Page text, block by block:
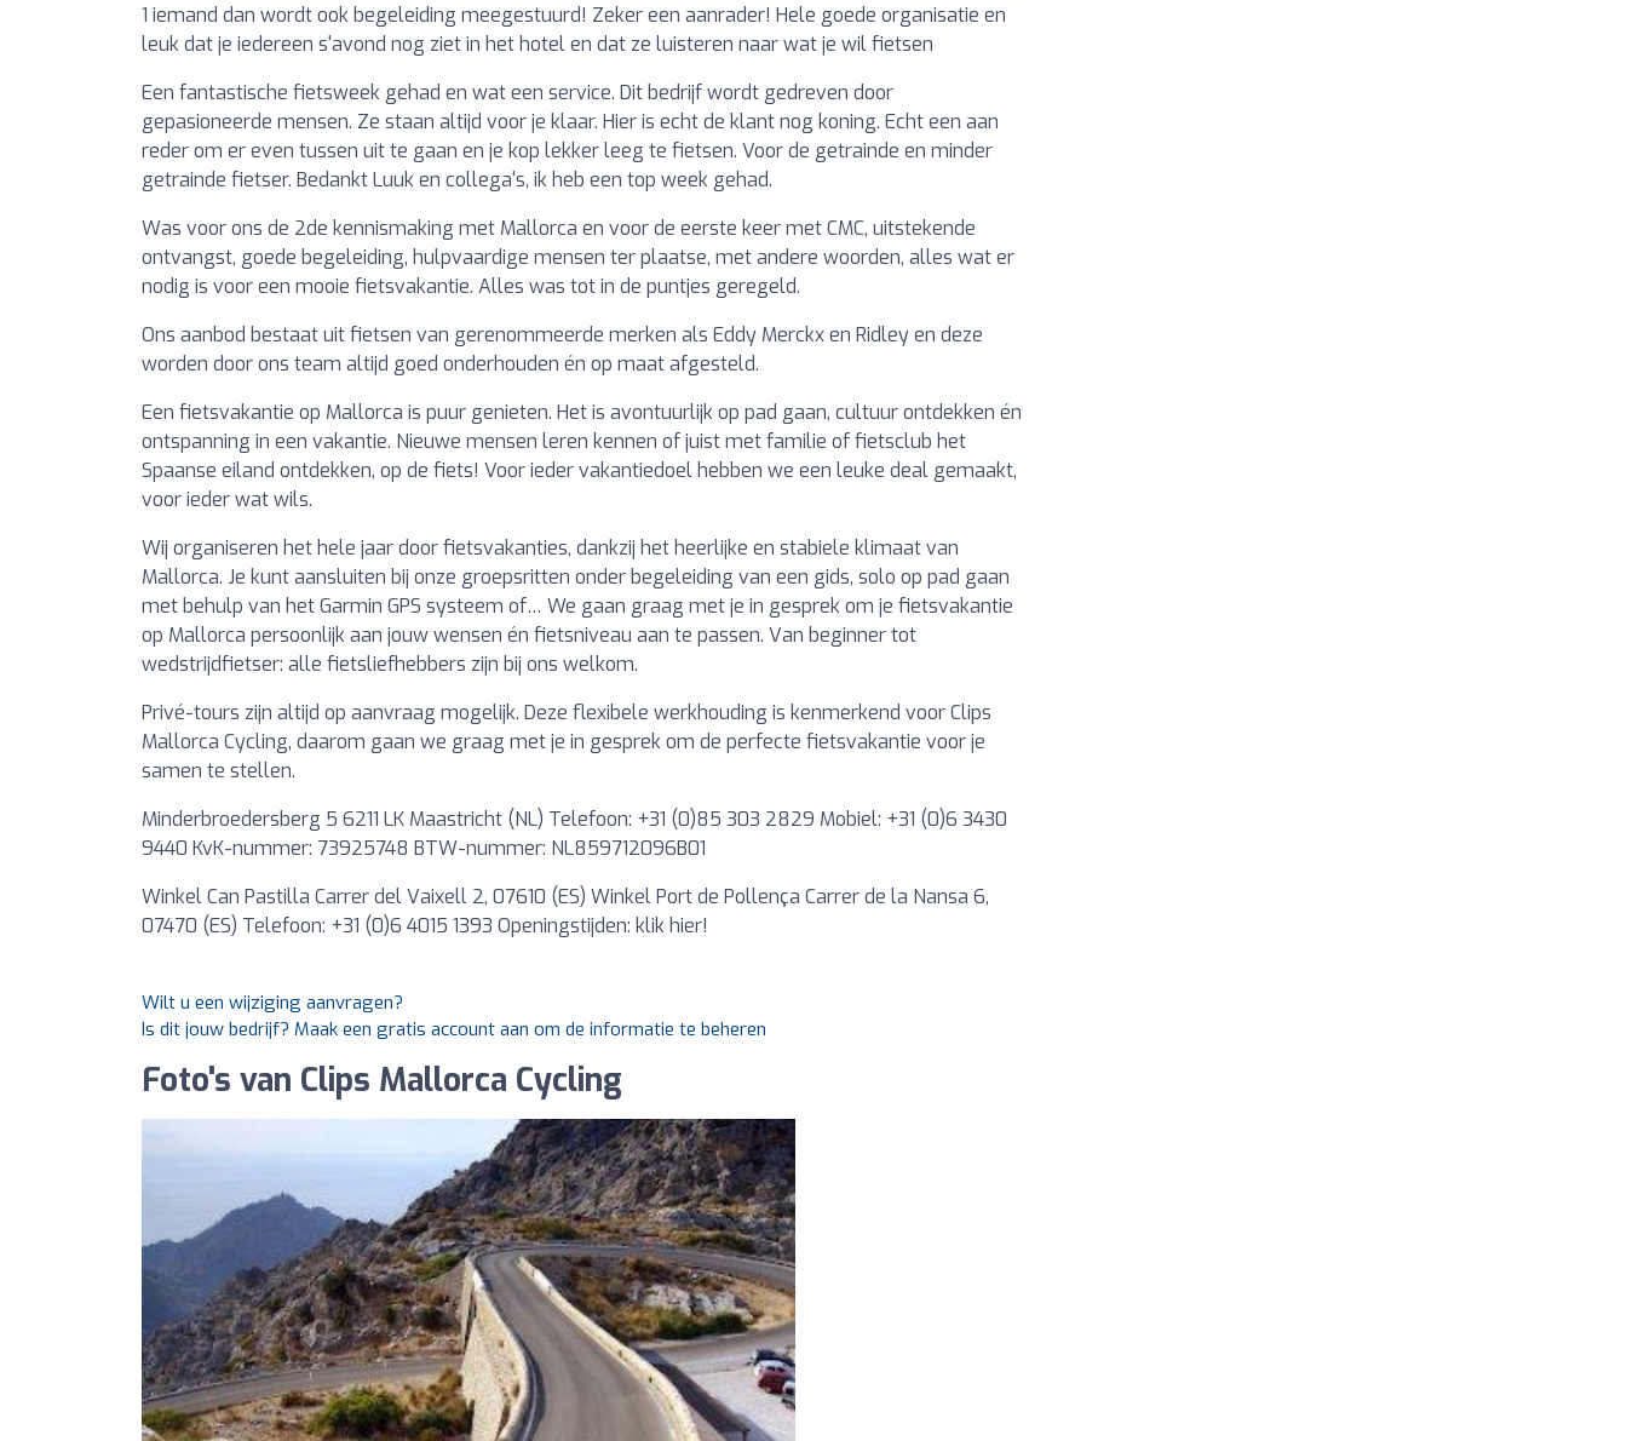
1 iemand dan wordt ook begeleiding meegestuurd! Zeker een aanrader! Hele goede organisatie en
leuk dat je iedereen s'avond nog ziet in het hotel en dat ze luisteren naar wat je wil fietsen
Een fantastische fietsweek gehad en wat een service. Dit bedrijf wordt gedreven door
gepasioneerde mensen. Ze staan altijd voor je klaar. Hier is echt de klant nog koning. Echt een aan
reder om er even tussen uit te gaan en je kop lekker leeg te fietsen. Voor de getrainde en minder
getrainde fietser. Bedankt Luuk en collega's, ik heb een top week gehad.
Was voor ons de 2de kennismaking met Mallorca en voor de eerste keer met CMC, uitstekende
ontvangst, goede begeleiding, hulpvaardige mensen ter plaatse, met andere woorden, alles wat er
nodig is voor een mooie fietsvakantie. Alles was tot in de puntjes geregeld.
Ons aanbod bestaat uit fietsen van gerenommeerde merken als Eddy Merckx en Ridley en deze
worden door ons team altijd goed onderhouden én op maat afgesteld.
Een fietsvakantie op Mallorca is puur genieten. Het is avontuurlijk op pad gaan, cultuur ontdekken én
ontspanning in een vakantie. Nieuwe mensen leren kennen of juist met familie of fietsclub het
Spaanse eiland ontdekken, op de fiets! Voor ieder vakantiedoel hebben we een leuke deal gemaakt,
voor ieder wat wils.
Wij organiseren het hele jaar door fietsvakanties, dankzij het heerlijke en stabiele klimaat van
Mallorca. Je kunt aansluiten bij onze groepsritten onder begeleiding van een gids, solo op pad gaan
met behulp van het Garmin GPS systeem of… We gaan graag met je in gesprek om je fietsvakantie
op Mallorca persoonlijk aan jouw wensen én fietsniveau aan te passen. Van beginner tot
wedstrijdfietser: alle fietsliefhebbers zijn bij ons welkom.
Privé-tours zijn altijd op aanvraag mogelijk. Deze flexibele werkhouding is kenmerkend voor Clips
Mallorca Cycling, daarom gaan we graag met je in gesprek om de perfecte fietsvakantie voor je
samen te stellen.
Minderbroedersberg 5 6211 LK Maastricht (NL) Telefoon: +31 (0)85 303 2829 Mobiel: +31 (0)6 3430
9440 KvK-nummer: 73925748 BTW-nummer: NL859712096B01
Winkel Can Pastilla Carrer del Vaixell 2, 07610 (ES) Winkel Port de Pollença Carrer de la Nansa 6,
07470 (ES) Telefoon: +31 (0)6 4015 1393 Openingstijden: klik hier!
Wilt u een wijziging aanvragen?
Is dit jouw bedrijf? Maak een gratis account aan om de informatie te beheren
Foto's van Clips Mallorca Cycling